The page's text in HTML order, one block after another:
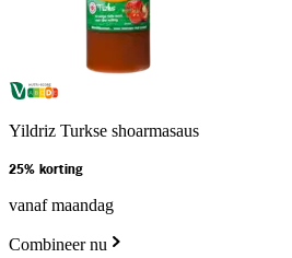
Yildriz Turkse shoarmasaus
25% korting
vanaf maandag
Combineer nu